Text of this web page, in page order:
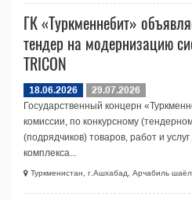
ГК «Туркменнебит»
тендер на модернизацию
TRICON
18.06.2026
29.07.2026
Государственный концерн
комиссии, по конкурсному
(подрядчиков) товаров, работ и
комплекса...
Туркменистан, г.Ашхабад, Арчабиль